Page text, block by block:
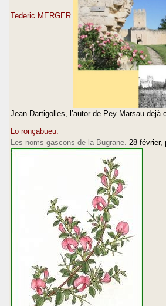
Tederic MERGER
Jean Dartigolles, l’autor de Pey Marsau
Lo ronçabueu.
Les noms gascons de la Bugrane. 28 février,